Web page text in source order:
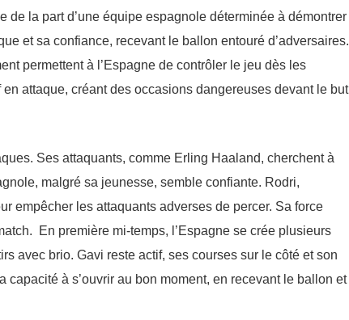
la part d’une équipe espagnole déterminée à démontrer
et sa confiance, recevant le ballon entouré d’adversaires.
permettent à l’Espagne de contrôler le jeu dès les
attaque, créant des occasions dangereuses devant le but
Ses attaquants, comme Erling Haaland, cherchent à
malgré sa jeunesse, semble confiante. Rodri,
empêcher les attaquants adverses de percer. Sa force
En première mi-temps, l’Espagne se crée plusieurs
avec brio. Gavi reste actif, ses courses sur le côté et son
à s’ouvrir au bon moment, en recevant le ballon et